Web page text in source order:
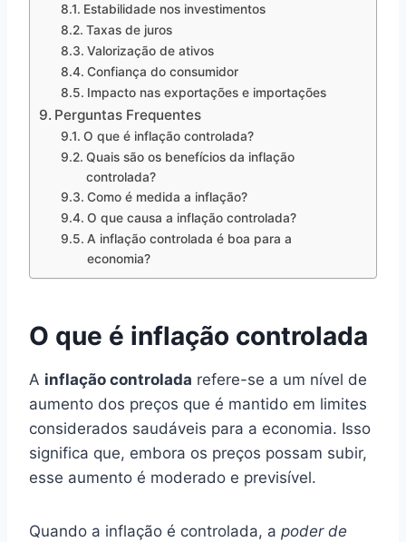
Estabilidade nos investimentos
Taxas de juros
Valorização de ativos
Confiança do consumidor
Impacto nas exportações e importações
Perguntas Frequentes
O que é inflação controlada?
Quais são os benefícios da inflação
controlada?
Como é medida a inflação?
O que causa a inflação controlada?
A inflação controlada é boa para a
economia?
O que é inflação controlada
A inflação controlada refere-se a um nível de
aumento dos preços que é mantido em limites
considerados saudáveis para a economia. Isso
significa que, embora os preços possam subir,
esse aumento é moderado e previsível.
Quando a inflação é controlada, a poder de